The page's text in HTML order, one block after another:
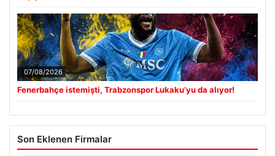
07/08/2026
Fenerbahçe istemişti, Trabzonspor Lukaku’yu da alıyor!
Son Eklenen Firmalar